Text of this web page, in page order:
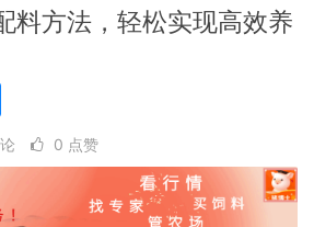
料方法，轻松实现高效养
0 点赞